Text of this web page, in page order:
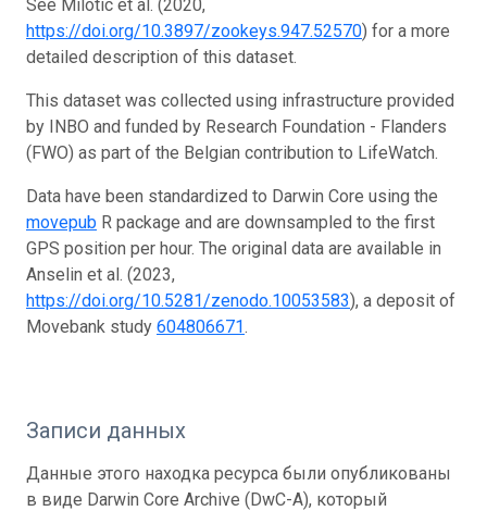
See Milotic et al. (2020,
https://doi.org/10.3897/zookeys.947.52570) for a more
detailed description of this dataset.
This dataset was collected using infrastructure provided
by INBO and funded by Research Foundation - Flanders
(FWO) as part of the Belgian contribution to LifeWatch.
Data have been standardized to Darwin Core using the
movepub R package and are downsampled to the first
GPS position per hour. The original data are available in
Anselin et al. (2023,
https://doi.org/10.5281/zenodo.10053583), a deposit of
Movebank study 604806671.
Записи данных
Данные этого находка ресурса были опубликованы
в виде Darwin Core Archive (DwC-A), который